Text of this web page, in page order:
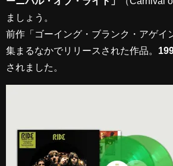
ましょう。
前作「ゴーイング・ブランク・アゲイ
集まるなかでリリースされた作品。
されました。